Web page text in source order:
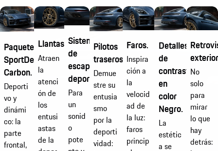
Paquete
SportDesign
Carbon.
Deporti
vo y
dinámi
co: la
parte
frontal,
Llantas.
Atraen
la
atenci
ón de
los
entusi
astas
de la
Sistema
de
escape
deportivo.
Para
un
sonid
o
pote
Pilotos
traseros.
Demue
stre su
entusia
smo
por la
deporti
vidad:
Faros.
Inspira
ción a
la
velocid
ad de
la luz:
faros
princip
Detalles
de
contraste
en
color
Negro.
La
estétic
a se
No
solo
para
mirar
lo que
hay
detrás: